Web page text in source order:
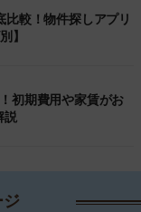
較！物件探しアプリ
】
初期費用や家賃がお
説